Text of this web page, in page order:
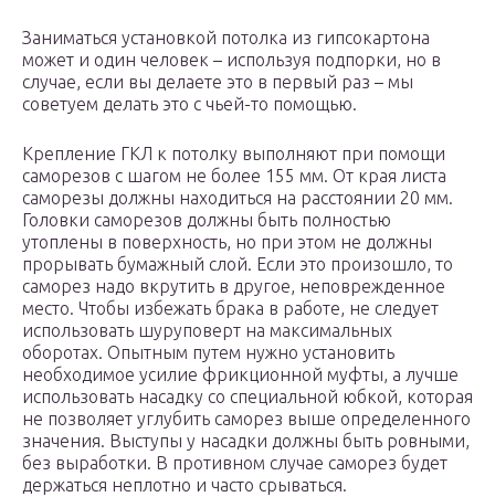
Заниматься установкой потолка из гипсокартона
может и один человек – используя подпорки, но в
случае, если вы делаете это в первый раз – мы
советуем делать это с чьей-то помощью.
Крепление ГКЛ к потолку выполняют при помощи
саморезов с шагом не более 155 мм. От края листа
саморезы должны находиться на расстоянии 20 мм.
Головки саморезов должны быть полностью
утоплены в поверхность, но при этом не должны
прорывать бумажный слой. Если это произошло, то
саморез надо вкрутить в другое, неповрежденное
место. Чтобы избежать брака в работе, не следует
использовать шуруповерт на максимальных
оборотах. Опытным путем нужно установить
необходимое усилие фрикционной муфты, а лучше
использовать насадку со специальной юбкой, которая
не позволяет углубить саморез выше определенного
значения. Выступы у насадки должны быть ровными,
без выработки. В противном случае саморез будет
держаться неплотно и часто срываться.